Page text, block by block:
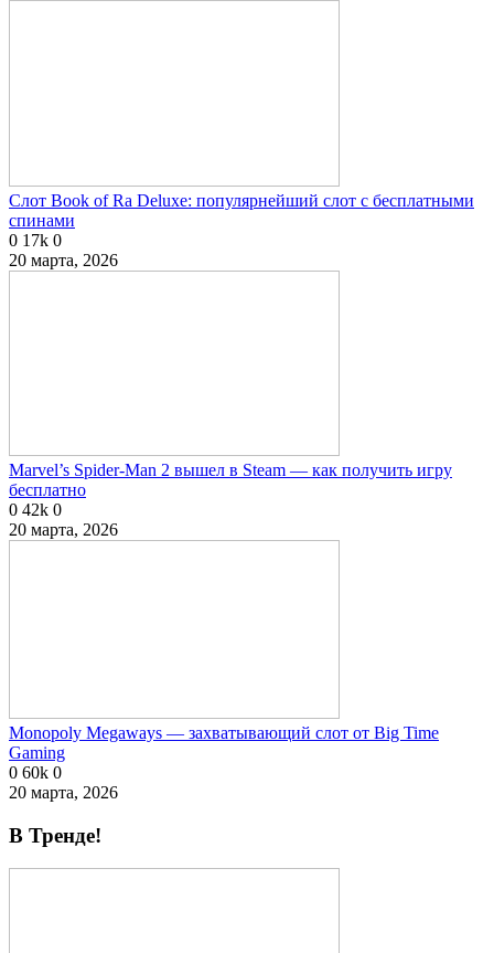
Слот Book of Ra Deluxe: популярнейший слот с бесплатными
спинами
0 17k 0
20 марта, 2026
Marvel’s Spider-Man 2 вышел в Steam — как получить игру
бесплатно
0 42k 0
20 марта, 2026
Monopoly Megaways — захватывающий слот от Big Time
Gaming
0 60k 0
20 марта, 2026
В Тренде!